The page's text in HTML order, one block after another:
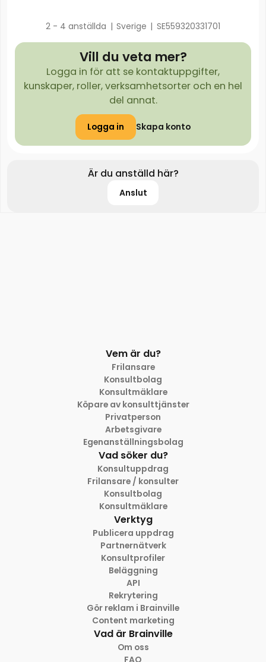
2 - 4 anställda | Sverige | SE559320331701
Vill du veta mer?
Logga in för att se kontaktuppgifter,
kunskaper, roller, verksamhetsorter och en hel
del annat.
Logga in Skapa konto
Är du anställd här?
Anslut
Vem är du?
Frilansare
Konsultbolag
Konsultmäklare
Köpare av konsulttjänster
Privatperson
Arbetsgivare
Egenanställningsbolag
Vad söker du?
Konsultuppdrag
Frilansare / konsulter
Konsultbolag
Konsultmäklare
Verktyg
Publicera uppdrag
Partnernätverk
Konsultprofiler
Beläggning
API
Rekrytering
Gör reklam i Brainville
Content marketing
Vad är Brainville
Om oss